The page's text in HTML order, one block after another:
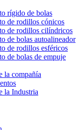
rígido de bolas
de rodillos cónicos
de rodillos cilíndricos
de bolas autoalineador
de rodillos esféricos
de bolas de empuje
la compañía
la Industria